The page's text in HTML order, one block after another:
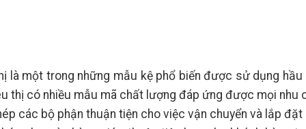
là một trong những mẫu kệ phổ biến được sử dụng hầu
thị có nhiều mẫu mã chất lượng đáp ứng được mọi nhu
các bộ phận thuận tiện cho việc vận chuyển và lắp đặt